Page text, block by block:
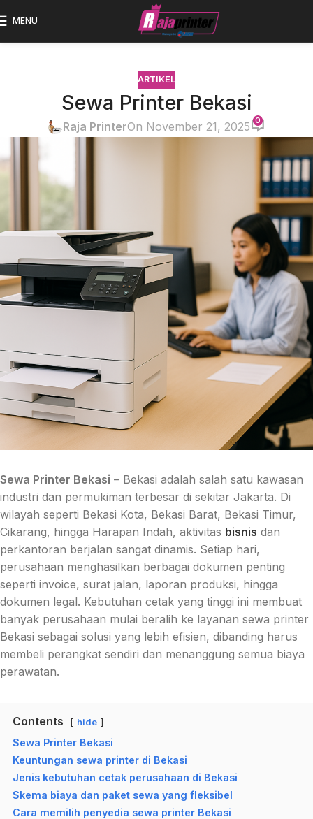
MENU
ARTIKEL
Sewa Printer Bekasi
Raja PrinterOn November 21, 2025 0
Sewa Printer Bekasi – Bekasi adalah salah satu kawasan
industri dan permukiman terbesar di sekitar Jakarta. Di
wilayah seperti Bekasi Kota, Bekasi Barat, Bekasi Timur,
Cikarang, hingga Harapan Indah, aktivitas bisnis dan
perkantoran berjalan sangat dinamis. Setiap hari,
perusahaan menghasilkan berbagai dokumen penting
seperti invoice, surat jalan, laporan produksi, hingga
dokumen legal. Kebutuhan cetak yang tinggi ini membuat
banyak perusahaan mulai beralih ke layanan sewa printer
Bekasi sebagai solusi yang lebih efisien, dibanding harus
membeli perangkat sendiri dan menanggung semua biaya
perawatan.
Contents hide
Sewa Printer Bekasi
Keuntungan sewa printer di Bekasi
Jenis kebutuhan cetak perusahaan di Bekasi
Skema biaya dan paket sewa yang fleksibel
Cara memilih penyedia sewa printer Bekasi